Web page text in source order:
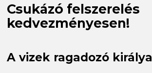
Csukázó felszerelés
kedvezményesen!
A vizek ragadozó királya